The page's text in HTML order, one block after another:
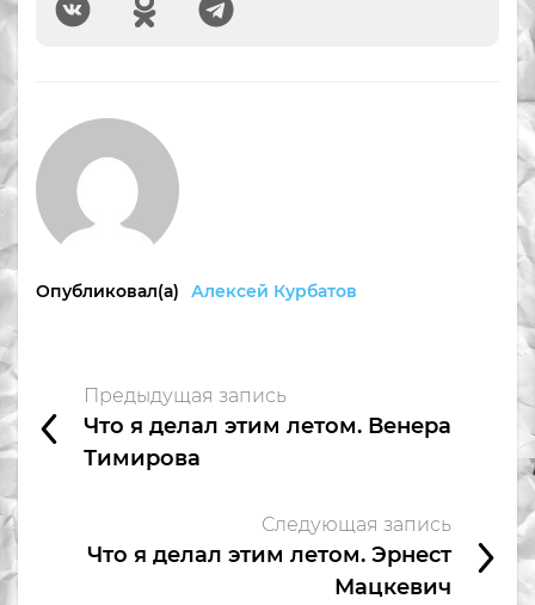
Опубликовал(а) Алексей Курбатов
Предыдущая запись
Что я делал этим летом. Венера
Тимирова
Следующая запись
Что я делал этим летом. Эрнест
Мацкевич